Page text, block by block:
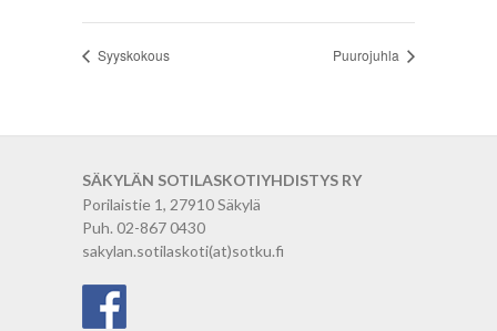
Syyskokous Puurojuhla
SÄKYLÄN SOTILASKOTIYHDISTYS RY
Porilaistie 1, 27910 Säkylä
Puh. 02-867 0430
sakylan.sotilaskoti(at)sotku.fi